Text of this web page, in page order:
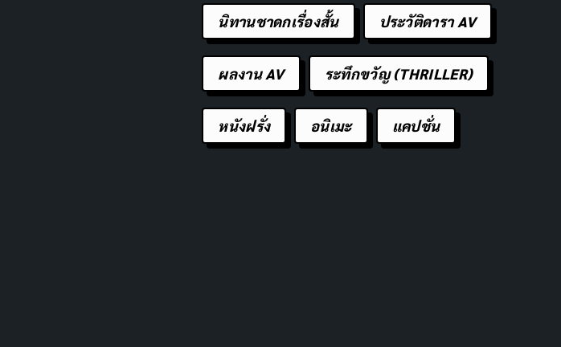
นิทานชาดกเรื่องสั้น ประวัติดารา AV
ผลงาน AV ระทึกขวัญ (THRILLER)
หนังฝรั่ง อนิเมะ แคปชั่น